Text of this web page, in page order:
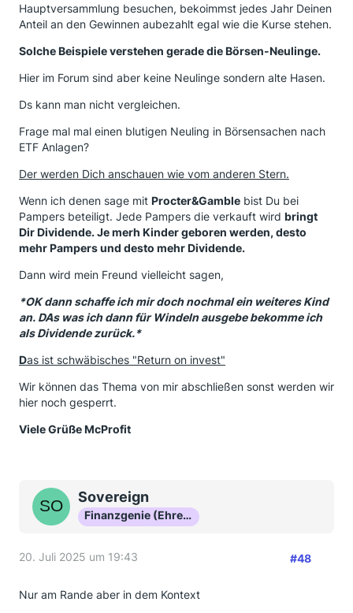
Hauptversammlung besuchen, bekoimmst jedes Jahr Deinen
Anteil an den Gewinnen aubezahlt egal wie die Kurse stehen.
Solche Beispiele verstehen gerade die Börsen-Neulinge.
Hier im Forum sind aber keine Neulinge sondern alte Hasen.
Ds kann man nicht vergleichen.
Frage mal mal einen blutigen Neuling in Börsensachen nach
ETF Anlagen?
Der werden Dich anschauen wie vom anderen Stern.
Wenn ich denen sage mit Procter&Gamble bist Du bei
Pampers beteiligt. Jede Pampers die verkauft wird bringt
Dir Dividende. Je merh Kinder geboren werden, desto
mehr Pampers und desto mehr Dividende.
Dann wird mein Freund vielleicht sagen,
*OK dann schaffe ich mir doch nochmal ein weiteres Kind
an. DAs was ich dann für Windeln ausgebe bekomme ich
als Dividende zurück.*
Das ist schwäbisches "Return on invest"
Wir können das Thema von mir abschließen sonst werden wir
hier noch gesperrt.
Viele Grüße McProfit
Sovereign
Finanzgenie (Ehrenmitglied)
20. Juli 2025 um 19:43 #48
Nur am Rande aber in dem Kontext